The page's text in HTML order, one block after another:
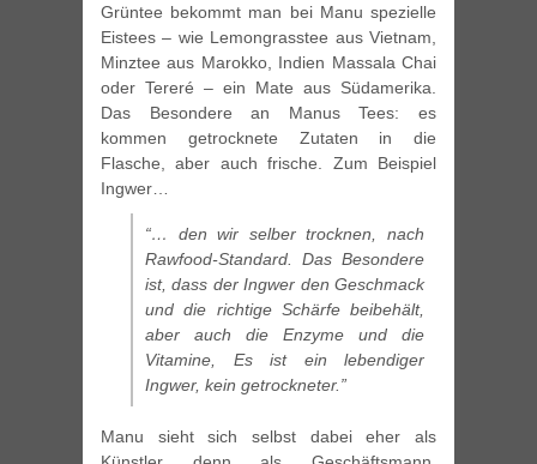
Grüntee bekommt man bei Manu spezielle
Eistees – wie Lemongrasstee aus Vietnam,
Minztee aus Marokko, Indien Massala Chai
oder Tereré – ein Mate aus Südamerika.
Das Besondere an Manus Tees: es
kommen getrocknete Zutaten in die
Flasche, aber auch frische. Zum Beispiel
Ingwer…
“… den wir selber trocknen, nach
Rawfood-Standard. Das Besondere
ist, dass der Ingwer den Geschmack
und die richtige Schärfe beibehält,
aber auch die Enzyme und die
Vitamine, Es ist ein lebendiger
Ingwer, kein getrockneter.”
Manu sieht sich selbst dabei eher als